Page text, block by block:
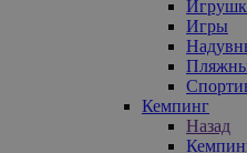
Игры
Кемпинг
Назад